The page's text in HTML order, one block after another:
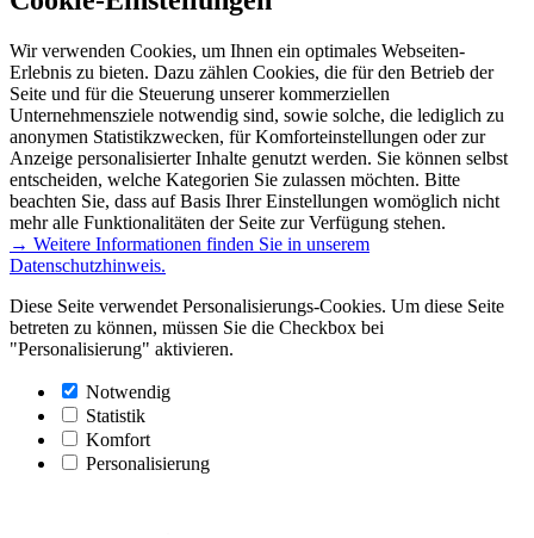
Wir verwenden Cookies, um Ihnen ein optimales Webseiten-
Erlebnis zu bieten. Dazu zählen Cookies, die für den Betrieb der
Seite und für die Steuerung unserer kommerziellen
Unternehmensziele notwendig sind, sowie solche, die lediglich zu
anonymen Statistikzwecken, für Komforteinstellungen oder zur
Anzeige personalisierter Inhalte genutzt werden. Sie können selbst
entscheiden, welche Kategorien Sie zulassen möchten. Bitte
beachten Sie, dass auf Basis Ihrer Einstellungen womöglich nicht
mehr alle Funktionalitäten der Seite zur Verfügung stehen.
→ Weitere Informationen finden Sie in unserem
Datenschutzhinweis.
Diese Seite verwendet Personalisierungs-Cookies. Um diese Seite
betreten zu können, müssen Sie die Checkbox bei
"Personalisierung" aktivieren.
Notwendig
Statistik
Komfort
Personalisierung